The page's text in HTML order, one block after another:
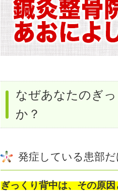
なぜあなたのぎ
か？
発症している患部
ぎっくり背中は、その原